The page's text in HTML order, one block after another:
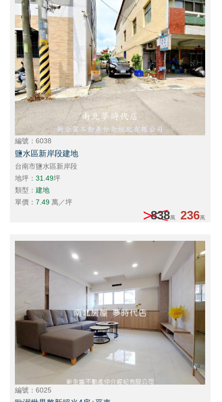
編號：6038
鹽水區新岸段建地
台南市鹽水區新岸段
地坪：31.49坪
類型：建地
單價：7.49 萬／坪
838萬 236萬
編號：6025